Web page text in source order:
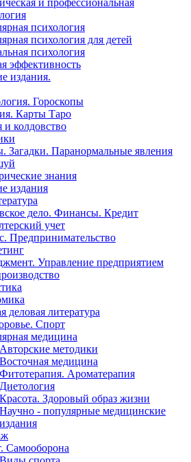
и профессиональная
психология
психология для детей
психология
эффективность
издания.
Гороскопы
Карты Таро
и колдовство
Загадки. Паранормальные явления
знания
издания
дело. Финансы. Кредит
учет
Предпринимательство
Управление предприятием
деловая литература
Спорт
медицина
Авторские методики
Восточная медицина
Фитотерапия. Ароматерапия
Диетология
Красота. Здоровый образ жизни
Научно - популярные медицинские
издания
Самооборона